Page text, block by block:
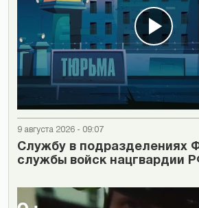
9 августа 2026 - 09:07
Cлужбу в подразделениях
службы войск нацгвардии